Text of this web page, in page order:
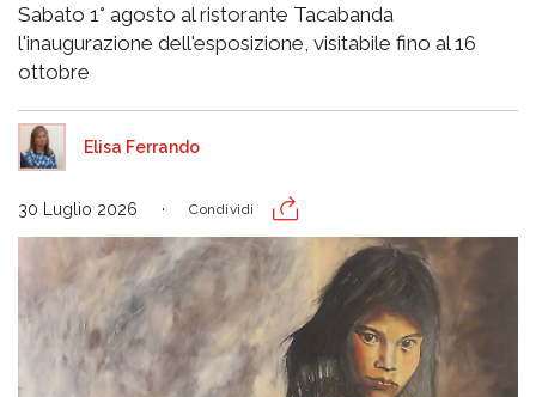
Sabato 1° agosto al ristorante Tacabanda
l'inaugurazione dell'esposizione, visitabile fino al 16
ottobre
Elisa Ferrando
30 Luglio 2026 Condividi